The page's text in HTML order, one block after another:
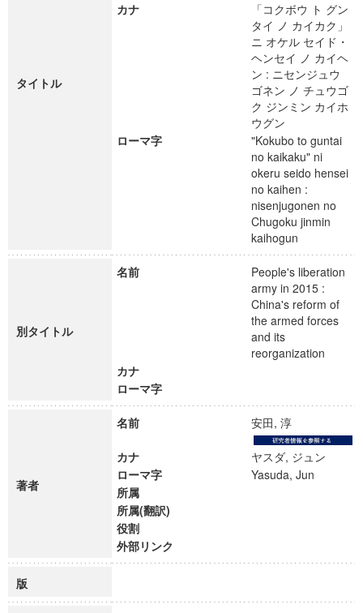
タイトル
カナ
「コクボウ ト グン
タイ ノ カイカク」
ニ オケル セイド・
ヘンセイ ノ カイヘ
ン : ニセンジュウ
ゴネン ノ チュウゴ
ク ジンミン カイホ
ウグン
ローマ字
"Kokubo to guntai
no kaikaku" ni
okeru seido hensei
no kaihen :
nisenjugonen no
Chugoku jinmin
kaihogun
別タイトル
名前
People's liberation
army in 2015 :
China's reform of
the armed forces
and its
reorganization
カナ
ローマ字
著者
名前 安田, 淳
カナ
ヤスダ, ジュン
ローマ字
Yasuda, Jun
所属
所属(翻訳)
役割
外部リンク
版